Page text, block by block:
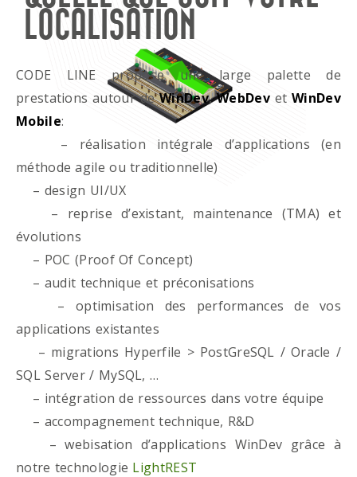
LOCALISATION
CODE LINE propose une large palette de
prestations autour deWinDev,WebDevet WinDev
Mobile:
– réalisation intégrale d’applications (en
méthode agile ou traditionnelle)
– design UI/UX
– reprise d’existant, maintenance (TMA) et
évolutions
– POC (Proof Of Concept)
– audit technique et préconisations
– optimisation des performances de vos
applications existantes
– migrations Hyperfile > PostGreSQL / Oracle /
SQL Server / MySQL, …
– intégration de ressources dans votre équipe
– accompagnement technique, R&D
– webisation d’applications WinDev grâce à
notre technologie LightREST